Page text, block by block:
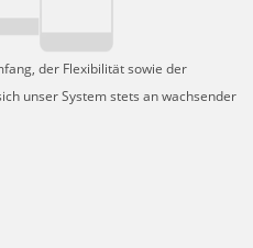
der Flexibilität sowie der
unser System stets an wachsender